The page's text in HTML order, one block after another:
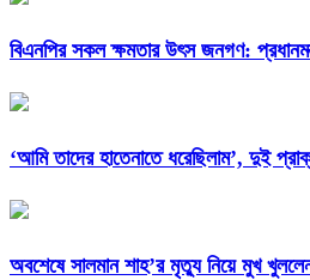
বিএনপির সকল ক্ষমতার উৎস জনগণ:
‘আমি তাদের হাতেনাতে ধরেছিলাম’, দুই
অবশেষে সালমান শাহ’র মৃত্যু নিয়ে মুখ